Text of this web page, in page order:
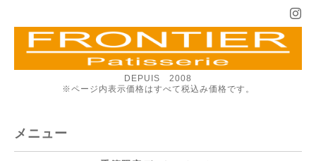
DEPUIS 2008
※ページ内表示価格はすべて税込み価格です。
メニュー